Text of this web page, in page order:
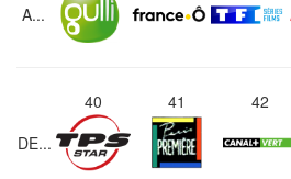
A...
40 41 42
DE...